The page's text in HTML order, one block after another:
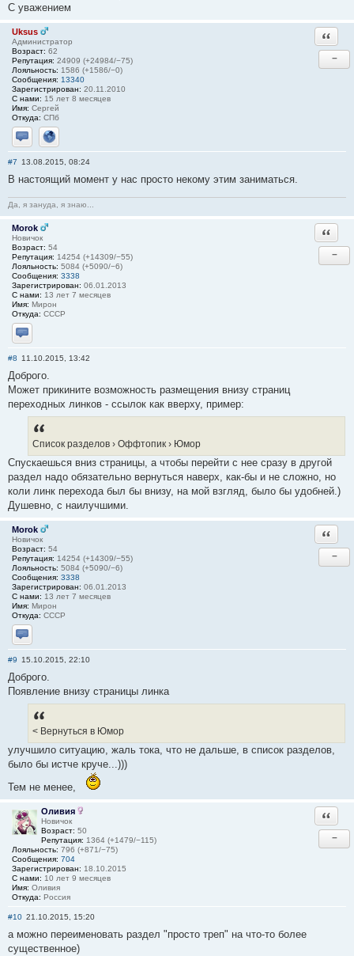
С уважением
Uksus
Администратор
Возраст: 62
Репутация: 24909 (+24984/−75)
Лояльность: 1586 (+1586/−0)
Сообщения: 13340
Зарегистрирован: 20.11.2010
С нами: 15 лет 8 месяцев
Имя: Сергей
Откуда: СПб
Отправить личное сообщение
Сайт
−
#7 13.08.2015, 08:24
В настоящий момент у нас просто некому этим заниматься.
Да, я зануда, я знаю...
Morok
Новичок
Возраст: 54
Репутация: 14254 (+14309/−55)
Лояльность: 5084 (+5090/−6)
Сообщения: 3338
Зарегистрирован: 06.01.2013
С нами: 13 лет 7 месяцев
Имя: Мирон
Откуда: СССР
Отправить личное сообщение
−
#8 11.10.2015, 13:42
Доброго.
Может прикините возможность размещения внизу страниц
переходных линков - ссылок как вверху, пример:
Список разделов › Оффтопик › Юмор
Спускаешься вниз страницы, а чтобы перейти с нее сразу в другой
раздел надо обязательно вернуться наверх, как-бы и не сложно, но
коли линк перехода был бы внизу, на мой взгляд, было бы удобней.)
Душевно, с наилучшими.
Morok
Новичок
Возраст: 54
Репутация: 14254 (+14309/−55)
Лояльность: 5084 (+5090/−6)
Сообщения: 3338
Зарегистрирован: 06.01.2013
С нами: 13 лет 7 месяцев
Имя: Мирон
Откуда: СССР
Отправить личное сообщение
−
#9 15.10.2015, 22:10
Доброго.
Появление внизу страницы линка
< Вернуться в Юмор
улучшило ситуацию, жаль тока, что не дальше, в список разделов,
было бы истче круче...)))
Тем не менее,
Оливия
Новичок
Возраст: 50
Репутация: 1364 (+1479/−115)
Лояльность: 796 (+871/−75)
Сообщения: 704
Зарегистрирован: 18.10.2015
С нами: 10 лет 9 месяцев
Имя: Оливия
Откуда: Россия
−
#10 21.10.2015, 15:20
а можно переименовать раздел "просто треп" на что-то более
существенное)